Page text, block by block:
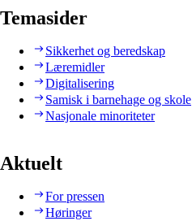
Temasider
Sikkerhet og beredskap
Læremidler
Digitalisering
Samisk i barnehage og skole
Nasjonale minoriteter
Aktuelt
For pressen
Høringer